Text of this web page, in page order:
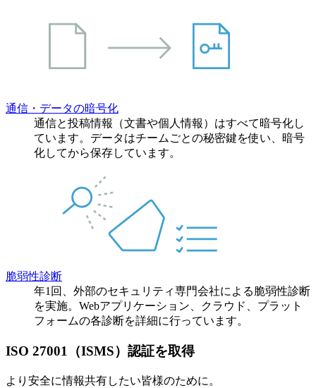
通信・データの暗号化
通信と投稿情報（文書や個人情報）はすべて暗号化し
ています。データはチームごとの秘密鍵を使い、暗号
化してから保存しています。
脆弱性診断
年1回、外部のセキュリティ専門会社による脆弱性診断
を実施。Webアプリケーション、クラウド、プラット
フォームの各診断を詳細に行っています。
ISO 27001（ISMS）認証を取得
より安全に情報共有したい皆様のために。